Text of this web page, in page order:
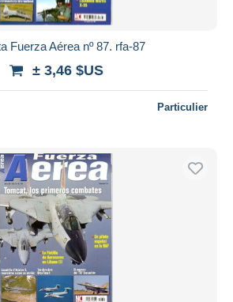
Fuerza Aérea nº 87. rfa-87
± 3,46 $US
Particulier